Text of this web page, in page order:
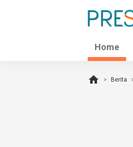
Home
home Berita